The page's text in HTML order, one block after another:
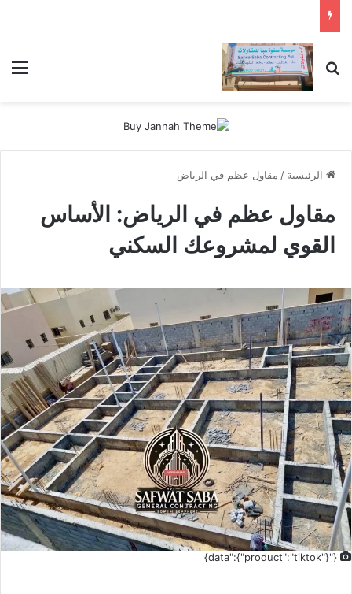
بحث عن
الرئيسية / مقاول عظم في الرياض
مقاول عظم في الرياض: الأساس
القوي لمشروعك السكني
{"data":{"product":"tiktok"}}